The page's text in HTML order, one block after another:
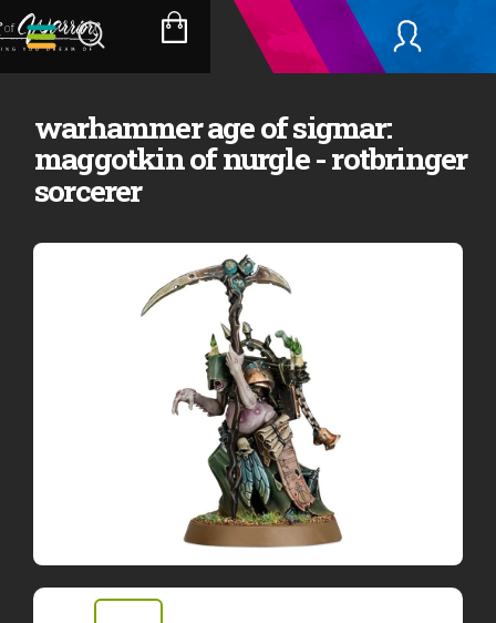
Přejít
na
obsah
NÁKUPNÍ
KOŠÍK
warhammer age of sigmar:
maggotkin of nurgle - rotbringer
sorcerer